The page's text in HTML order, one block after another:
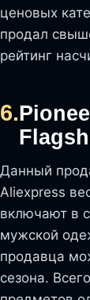
ценовых
продал
рейтинг
6.
Данный
Aliexpress
включают в
мужской
продавца
сезона.